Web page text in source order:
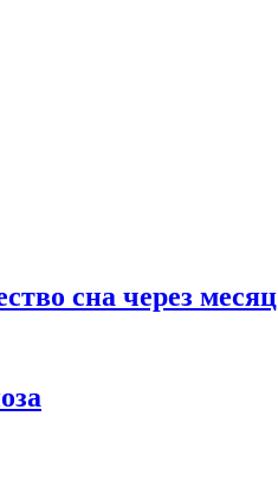
сна через месяц